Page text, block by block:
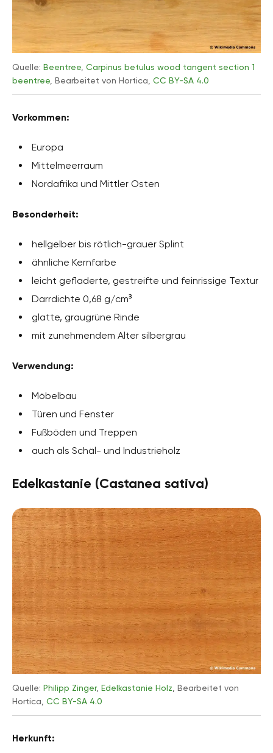
Quelle: Beentree Carpinus betulus wood tangent section 1
beentree , Bearbeitet von Hortica, CC BY-SA 4.0
Vorkommen:
Europa
Mittelmeerraum
Nordafrika und Mittler Osten
Besonderheit:
hellgelber bis rötlich-grauer Splint
ähnliche Kernfarbe
leicht gefladerte, gestreifte und feinrissige Textur
Darrdichte 0,68 g/cm³
glatte, graugrüne Rinde
mit zunehmendem Alter silbergrau
Verwendung:
Möbelbau
Türen und Fenster
Fußböden und Treppen
auch als Schäl- und Industrieholz
Edelkastanie (Castanea sativa)
Quelle: Philipp Zinger, Edelkastanie Holz , Bearbeitet von
Hortica, CC BY-SA 4.0
Herkunft: